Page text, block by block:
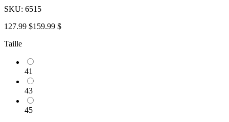
SKU: 6515
127.99 $159.99 $
Taille
41
43
45